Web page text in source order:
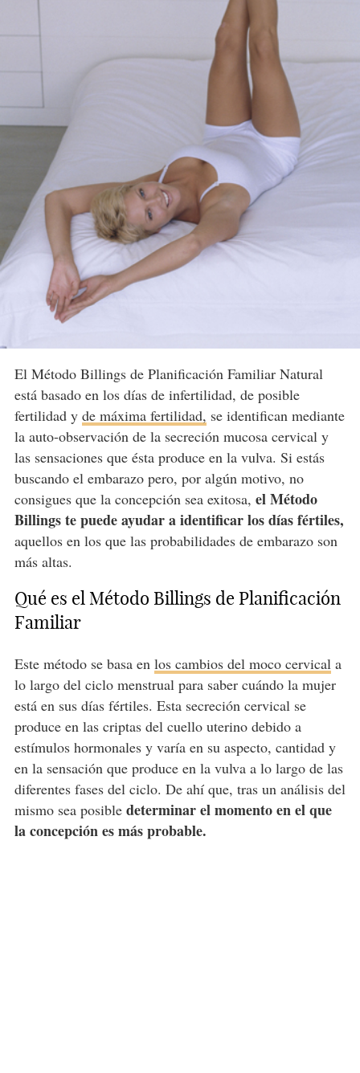
El Método Billings de Planificación Familiar Natural
está basado en los días de infertilidad, de posible
fertilidad y de máxima fertilidad, se identifican mediante
la auto-observación de la secreción mucosa cervical y
las sensaciones que ésta produce en la vulva. Si estás
buscando el embarazo pero, por algún motivo, no
consigues que la concepción sea exitosa, el Método
Billings te puede ayudar a identificar los días fértiles,
aquellos en los que las probabilidades de embarazo son
más altas.
Qué es el Método Billings de Planificación
Familiar
Este método se basa en los cambios del moco cervicala
lo largo del ciclo menstrual para saber cuándo la mujer
está en sus días fértiles. Esta secreción cervical se
produce en las criptas del cuello uterino debido a
estímulos hormonales y varía en su aspecto, cantidad y
en la sensación que produce en la vulva a lo largo de las
diferentes fases del ciclo. De ahí que, tras un análisis del
mismo sea posible determinar el momento en el que
la concepción es más probable.